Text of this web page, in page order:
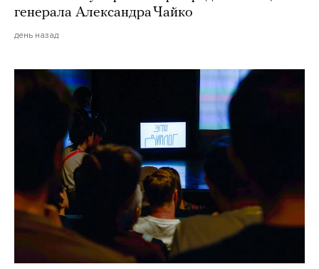
генерала Александра Чайко
день назад